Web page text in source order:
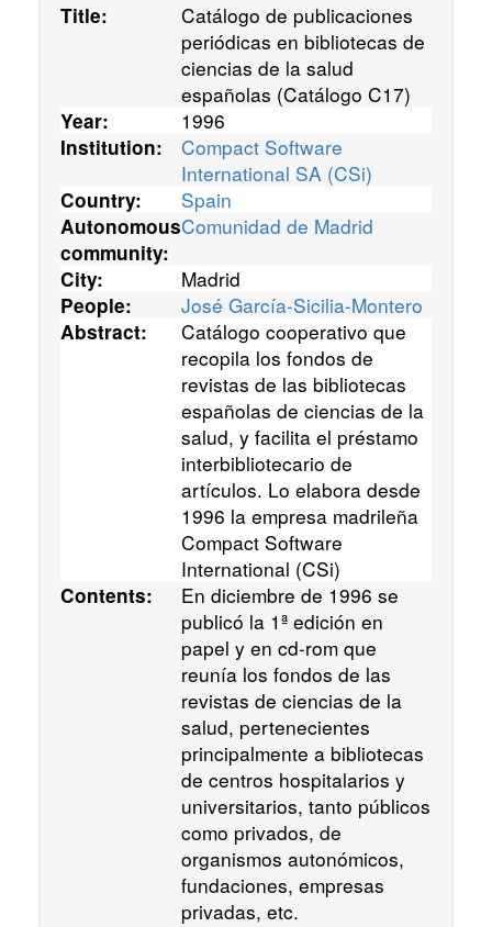
Title:
Catálogo de publicaciones
periódicas en bibliotecas de
ciencias de la salud
españolas (Catálogo C17)
Year: 1996
Institution:
Compact Software
International SA (CSi)
Country: Spain
Autonomous
community:
Comunidad de Madrid
City: Madrid
People: José García-Sicilia-Montero
Abstract:
Catálogo cooperativo que
recopila los fondos de
revistas de las bibliotecas
españolas de ciencias de la
salud, y facilita el préstamo
interbibliotecario de
artículos. Lo elabora desde
1996 la empresa madrileña
Compact Software
International (CSi)
Contents:
En diciembre de 1996 se
publicó la 1ª edición en
papel y en cd-rom que
reunía los fondos de las
revistas de ciencias de la
salud, pertenecientes
principalmente a bibliotecas
de centros hospitalarios y
universitarios, tanto públicos
como privados, de
organismos autonómicos,
fundaciones, empresas
privadas, etc.